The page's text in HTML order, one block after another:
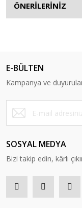
ÖNERİLERİNİZ
E-BÜLTEN
Kampanya ve
SOSYAL MEDYA
Bizi takip edin, kârlı